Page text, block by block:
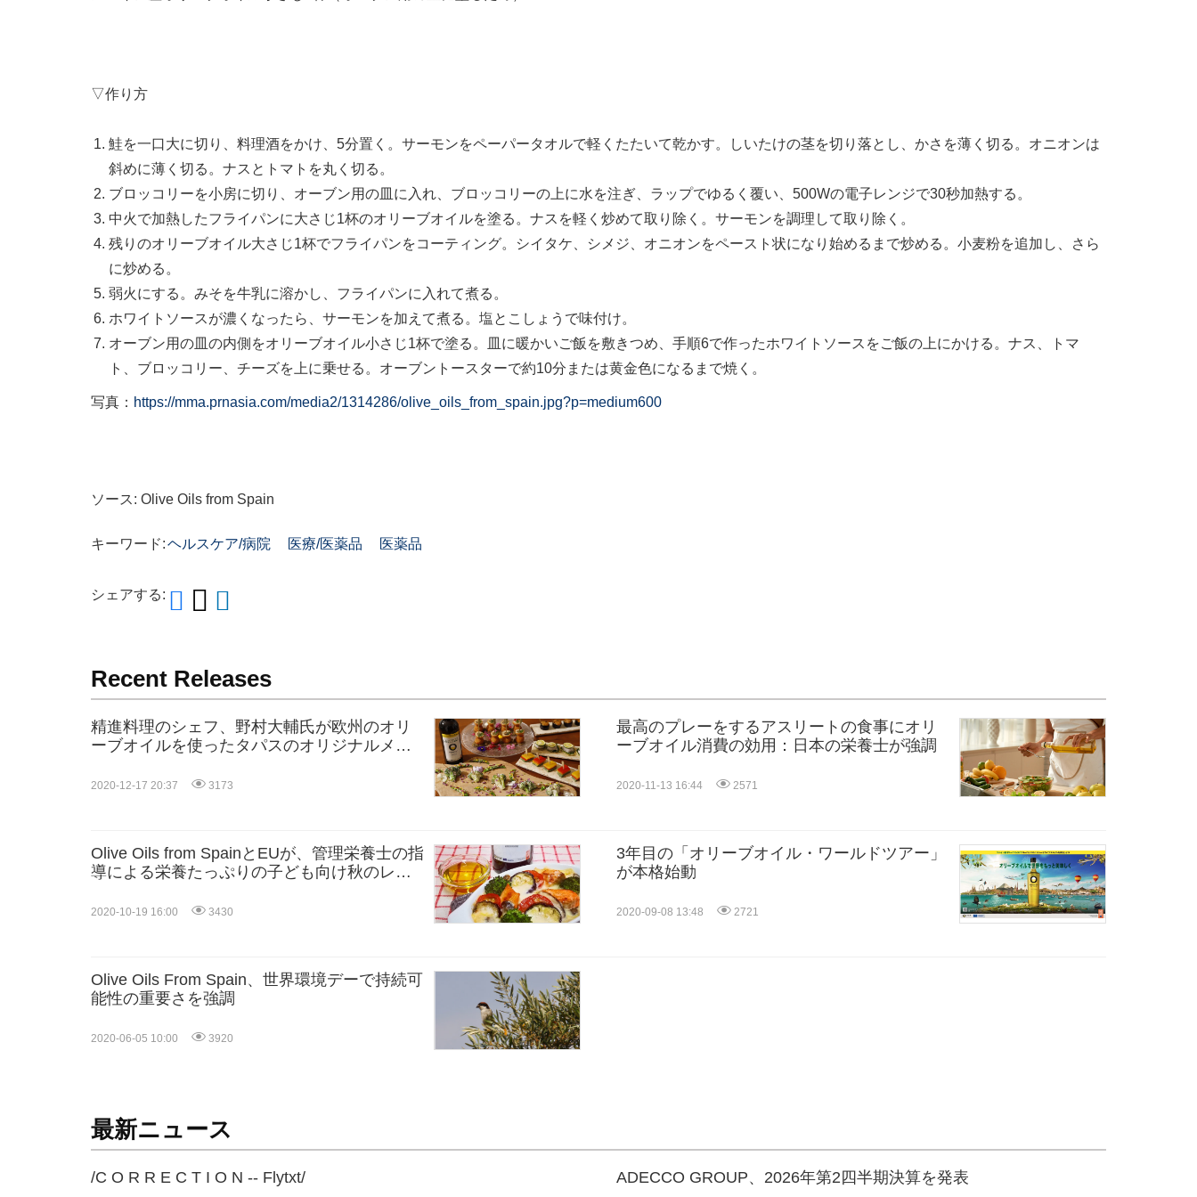
▽作り方
鮭を一口大に切り、料理酒をかけ、5分置く。サーモンをペーパータオルで軽くたたいて乾かす。しいたけの茎を切り落とし、かさを薄く切る。オニオンは
斜めに薄く切る。ナスとトマトを丸く切る。
ブロッコリーを小房に切り、オーブン用の皿に入れ、ブロッコリーの上に水を注ぎ、ラップでゆるく覆い、500Wの電子レンジで30秒加熱する。
中火で加熱したフライパンに大さじ1杯のオリーブオイルを塗る。ナスを軽く炒めて取り除く。サーモンを調理して取り除く。
残りのオリーブオイル大さじ1杯でフライパンをコーティング。シイタケ、シメジ、オニオンをペースト状になり始めるまで炒める。小麦粉を追加し、さら
に炒める。
弱火にする。みそを牛乳に溶かし、フライパンに入れて煮る。
ホワイトソースが濃くなったら、サーモンを加えて煮る。塩とこしょうで味付け。
オーブン用の皿の内側をオリーブオイル小さじ1杯で塗る。皿に暖かいご飯を敷きつめ、手順6で作ったホワイトソースをご飯の上にかける。ナス、トマ
ト、ブロッコリー、チーズを上に乗せる。オーブントースターで約10分または黄金色になるまで焼く。
写真： https://mma.prnasia.com/media2/1314286/olive_oils_from_spain.jpg?p=medium600
ソース: Olive Oils from Spain
キーワード:ヘルスケア/病院 医療/医薬品 医薬品
シェアする:
Recent Releases
精進料理のシェフ、野村大輔氏が欧州のオリ
ーブオイルを使ったタパスのオリジナルメニ
2020-12-17 20:37 3173
最高のプレーをするアスリートの食事にオリ
ーブオイル消費の効用：日本の栄養士が強調
2020-11-13 16:44 2571
Olive Oils from SpainとEUが、管理栄養士の指
導による栄養たっぷりの子ども向け秋のレシ
2020-10-19 16:00 3430
3年目の「オリーブオイル・ワールドツアー」
が本格始動
2020-09-08 13:48 2721
Olive Oils From Spain、世界環境デーで持続可
能性の重要さを強調
2020-06-05 10:00 3920
最新ニュース
/C O R R E C T I O N -- Flytxt/ ADECCO GROUP、2026年第2四半期決算を発表